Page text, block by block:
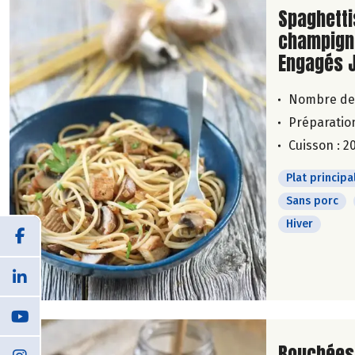
Lire la
Engagés
Nombre
Cuisson :
Plat
Sans porc
Hiver